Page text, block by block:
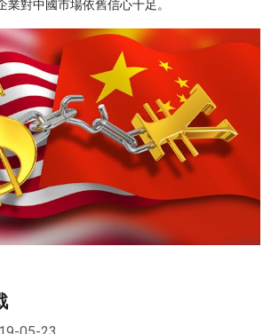
對中國市場依舊信心十足。